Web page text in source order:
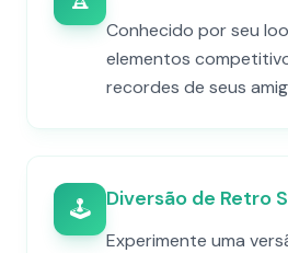
Conhecido por seu
elementos
recordes de seus
🕹️ Diversão de Retro
Experimente uma